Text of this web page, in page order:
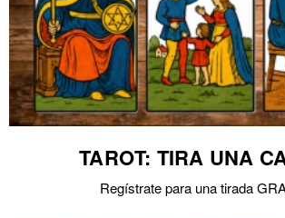
TAROT: TIRA UNA
Regístrate para una tirada